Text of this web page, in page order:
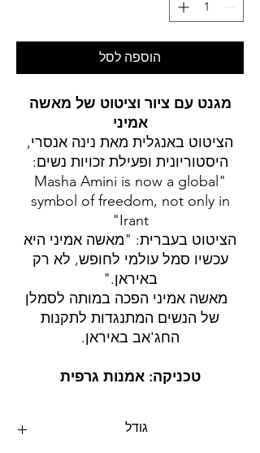
הוספה לסל
מגנט עם ציור וציטוט של מאשה
אמיני
הציטוט באנגלית מאת נינה אנסרי,
היסטוריונית ופעילת זכויות נשים:
"Masha Amini is now a global
symbol of freedom, not only in
Irant"
הציטוט בעברית: "מאשה אמיני היא
עכשיו סמל עולמי לחופש, לא רק
באיראן."
מאשה אמיני הפכה במותה לסמלן
של הנשים המתנגדות לתקנות
החג'אב באיראן.
טכניקה: אמנות גרפית
גודל